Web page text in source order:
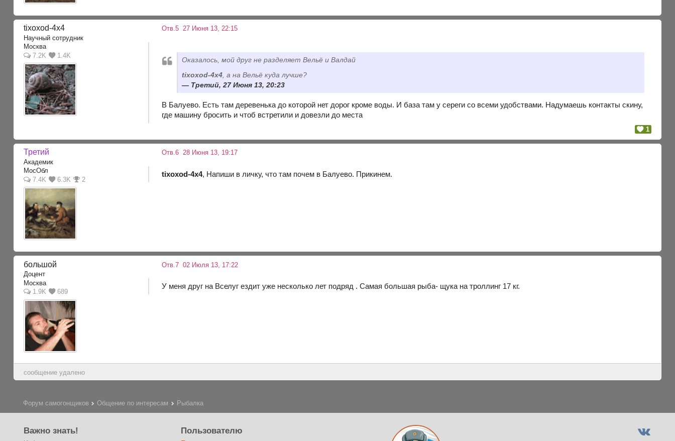
tixoxod-4x4
Научный сотрудник
Москва
7.2K
1.4K
Отв.5 27 Июня 13, 22:15
Оказалось, мой друг не разделяет Вельё и Валдай
tixoxod-4x4 , а на Вельё куда лучше?
Третий, 27 Июня 13, 20:23
В Балуево. Есть там деревенька до которой нет дорог кроме воды. И база там у сереги со всеми удобствами. Надумаешь контакты скину,
где машину бросить и чтоб встретили и довезли до места
1
Третий
Академик
МосОбл
7.4K
6.3K 2
Отв.6 28 Июня 13, 19:17
tixoxod-4x4, Напиши в личку, что там почем в Балуево. Прикинем.
большой
Доцент
Москва
1.9K
689
Отв.7 02 Июля 13, 17:22
У меня друг на Вселуг ездит уже несколько лет подряд . Самая большая рыба- щука на троллинг 17 кг.
сообщение удалено
Форум самогонщиков Общение по интересам Рыбалка
Важно знать! Пользователю